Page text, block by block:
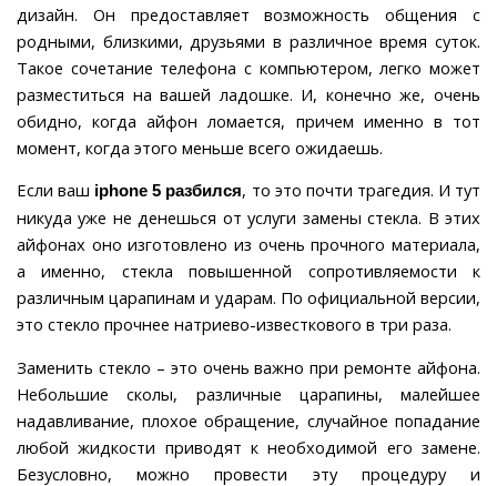
дизайн. Он предоставляет возможность общения с
родными, близкими, друзьями в различное время суток.
Такое сочетание телефона с компьютером, легко может
разместиться на вашей ладошке. И, конечно же, очень
обидно, когда айфон ломается, причем именно в тот
момент, когда этого меньше всего ожидаешь.
Если ваш iphone 5 разбился, то это почти трагедия. И тут
никуда уже не денешься от услуги замены стекла. В этих
айфонах оно изготовлено из очень прочного материала,
а именно, стекла повышенной сопротивляемости к
различным царапинам и ударам. По официальной версии,
это стекло прочнее натриево-известкового в три раза.
Заменить стекло – это очень важно при ремонте айфона.
Небольшие сколы, различные царапины, малейшее
надавливание, плохое обращение, случайное попадание
любой жидкости приводят к необходимой его замене.
Безусловно, можно провести эту процедуру и